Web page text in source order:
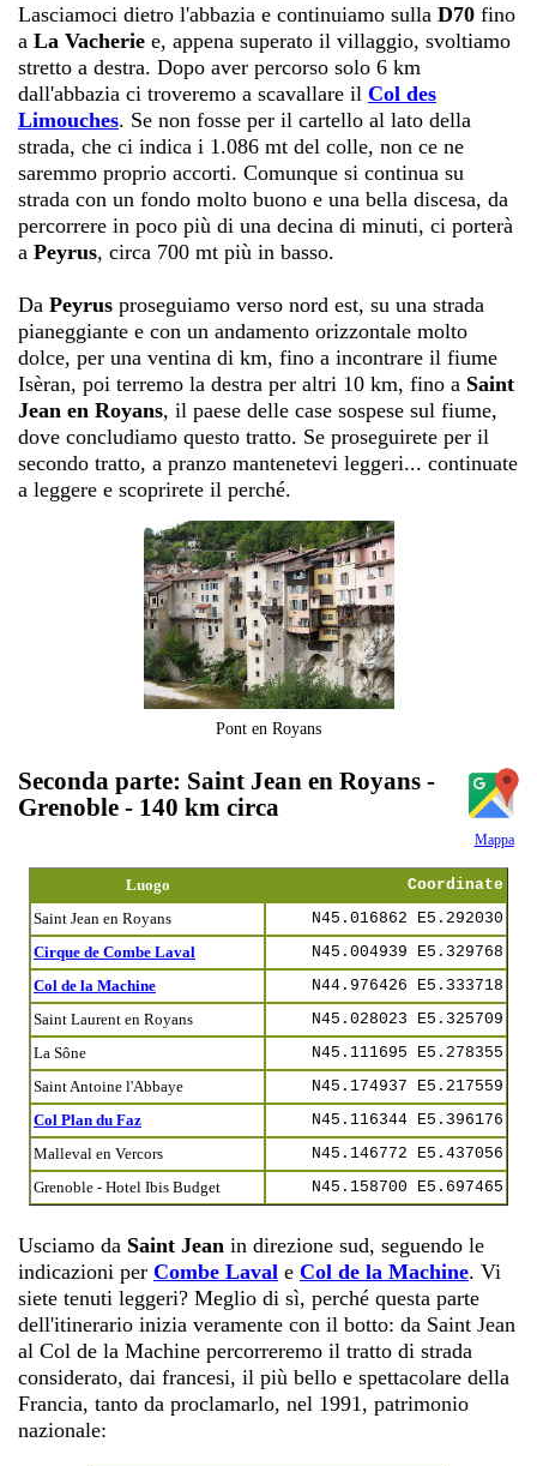
Lasciamoci dietro l'abbazia e continuiamo sulla D70 fino
a La Vacherie e, appena superato il villaggio, svoltiamo
stretto a destra. Dopo aver percorso solo 6 km
dall'abbazia ci troveremo a scavallare il Col des
Limouches. Se non fosse per il cartello al lato della
strada, che ci indica i 1.086 mt del colle, non ce ne
saremmo proprio accorti. Comunque si continua su
strada con un fondo molto buono e una bella discesa, da
percorrere in poco più di una decina di minuti, ci porterà
a Peyrus, circa 700 mt più in basso.
Da Peyrus proseguiamo verso nord est, su una strada
pianeggiante e con un andamento orizzontale molto
dolce, per una ventina di km, fino a incontrare il fiume
Isèran, poi terremo la destra per altri 10 km, fino a Saint
Jean en Royans, il paese delle case sospese sul fiume,
dove concludiamo questo tratto. Se proseguirete per il
secondo tratto, a pranzo mantenetevi leggeri... continuate
a leggere e scoprirete il perché.
Pont en Royans
Mappa
Seconda parte: Saint Jean en Royans -
Grenoble - 140 km circa
Luogo
Coordinate
Saint Jean en Royans
N45.016862 E5.292030
Cirque de Combe Laval
N45.004939 E5.329768
Col de la Machine
N44.976426 E5.333718
Saint Laurent en Royans
N45.028023 E5.325709
La Sône
N45.111695 E5.278355
Saint Antoine l'Abbaye
N45.174937 E5.217559
Col Plan du Faz
N45.116344 E5.396176
Malleval en Vercors
N45.146772 E5.437056
Grenoble - Hotel Ibis Budget
N45.158700 E5.697465
Usciamo da Saint Jean in direzione sud, seguendo le
indicazioni per Combe Laval e Col de la Machine. Vi
siete tenuti leggeri? Meglio di sì, perché questa parte
dell'itinerario inizia veramente con il botto: da Saint Jean
al Col de la Machine percorreremo il tratto di strada
considerato, dai francesi, il più bello e spettacolare della
Francia, tanto da proclamarlo, nel 1991, patrimonio
nazionale: